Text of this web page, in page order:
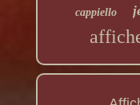
cappiello